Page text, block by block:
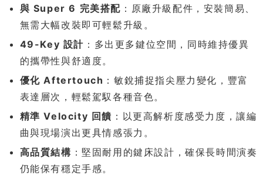
與 Super 6 完美搭配 ：原廠升級配件，安裝簡易、
無需大幅改裝即可輕鬆升級。
49-Key 設計 ：多出更多鍵位空間，同時維持優異
的攜帶性與舒適度。
優化 Aftertouch ：敏銳捕捉指尖壓力變化，豐富
表達層次，輕鬆駕馭各種音色。
精準 Velocity 回饋 ：以更高解析度感受力度，讓編
曲與現場演出更具情感張力。
高品質結構 ：堅固耐用的鍵床設計，確保長時間演奏
仍能保有穩定手感。